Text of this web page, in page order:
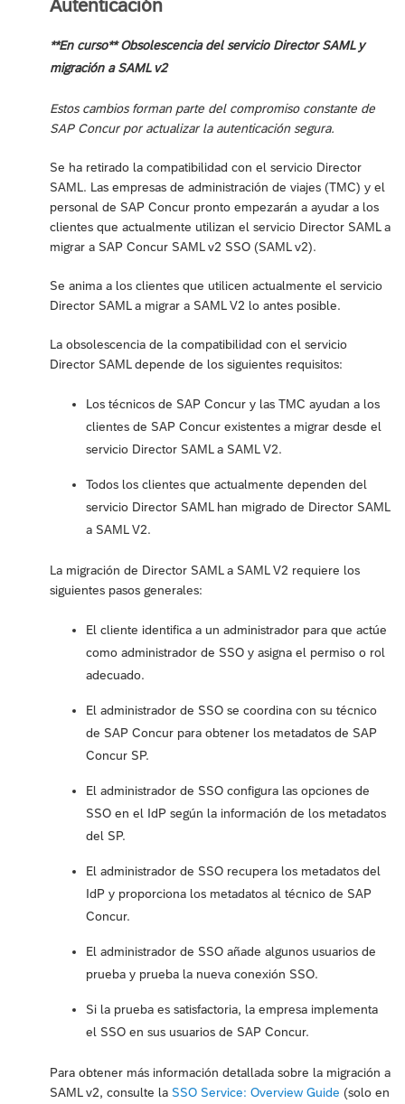
Autenticación
**En curso** Obsolescencia del servicio Director SAML y
migración a SAML v2
Estos cambios forman parte del compromiso constante de
SAP Concur por actualizar la autenticación segura.
Se ha retirado la compatibilidad con el servicio Director
SAML. Las empresas de administración de viajes (TMC) y el
personal de SAP Concur pronto empezarán a ayudar a los
clientes que actualmente utilizan el servicio Director SAML a
migrar a SAP Concur SAML v2 SSO (SAML v2).
Se anima a los clientes que utilicen actualmente el servicio
Director SAML a migrar a SAML V2 lo antes posible.
La obsolescencia de la compatibilidad con el servicio
Director SAML depende de los siguientes requisitos:
Los técnicos de SAP Concur y las TMC ayudan a los
clientes de SAP Concur existentes a migrar desde el
servicio Director SAML a SAML V2.
Todos los clientes que actualmente dependen del
servicio Director SAML han migrado de Director SAML
a SAML V2.
La migración de Director SAML a SAML V2 requiere los
siguientes pasos generales:
El cliente identifica a un administrador para que actúe
como administrador de SSO y asigna el permiso o rol
adecuado.
El administrador de SSO se coordina con su técnico
de SAP Concur para obtener los metadatos de SAP
Concur SP.
El administrador de SSO configura las opciones de
SSO en el IdP según la información de los metadatos
del SP.
El administrador de SSO recupera los metadatos del
IdP y proporciona los metadatos al técnico de SAP
Concur.
El administrador de SSO añade algunos usuarios de
prueba y prueba la nueva conexión SSO.
Si la prueba es satisfactoria, la empresa implementa
el SSO en sus usuarios de SAP Concur.
Para obtener más información detallada sobre la migración a
SAML v2, consulte la SSO Service: Overview Guide (solo en